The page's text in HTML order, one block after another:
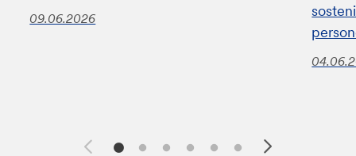
09.06.2026